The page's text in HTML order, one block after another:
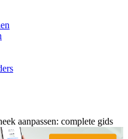
aanpassen: complete gids